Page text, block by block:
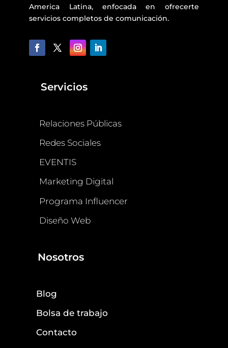
America Latina, enfocada en ofrecerte
servicios completos de comunicación.
Servicios
Relaciones Públicas
Redes Sociales
EVENTIS
Marketing Digital
Programa Influencer
Diseño Web
Nosotros
Blog
Bolsa de trabajo
Contacto